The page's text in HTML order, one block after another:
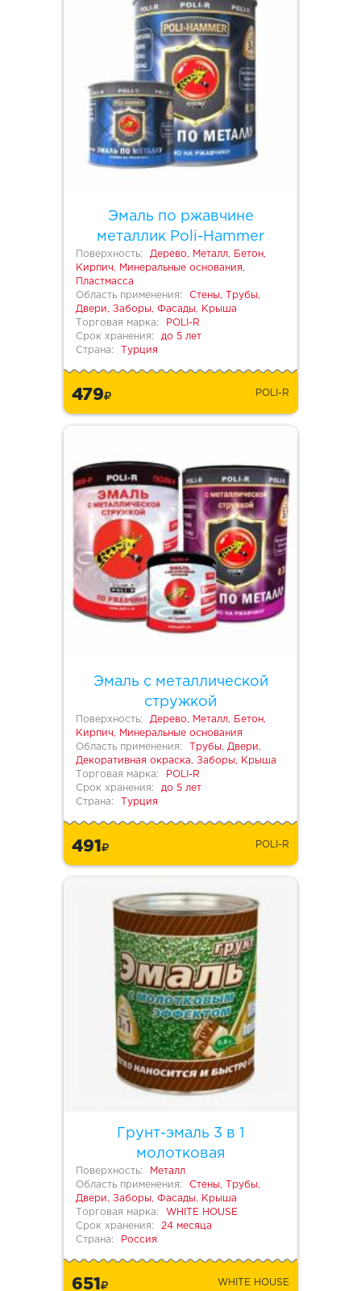
Эмаль по ржавчине
металлик Poli-Hammer
Поверхность:
Дерево, Металл, Бетон,
Кирпич, Минеральные основания,
Пластмасса
Область применения:
Стены, Трубы,
Двери, Заборы, Фасады, Крыша
Торговая марка:
POLI-R
Срок хранения:
до 5 лет
Страна:
Турция
479 POLI-R
Эмаль с металлической
стружкой
Поверхность:
Дерево, Металл, Бетон,
Кирпич, Минеральные основания
Область применения:
Трубы, Двери,
Декоративная окраска, Заборы, Крыша
Торговая марка:
POLI-R
Срок хранения:
до 5 лет
Страна:
Турция
491 POLI-R
Грунт-эмаль 3 в 1
молотковая
Поверхность:
Металл
Область применения:
Стены, Трубы,
Двери, Заборы, Фасады, Крыша
Торговая марка:
WHITE HOUSE
Срок хранения:
24 месяца
Страна:
Россия
651 WHITE HOUSE